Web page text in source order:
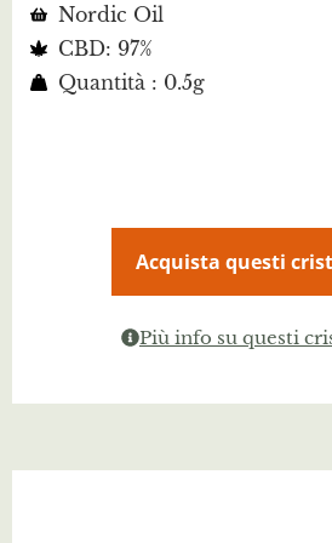
Nordic Oil
CBD: 97%
Quantità : 0.5g
Acquista questi
Più info su questi